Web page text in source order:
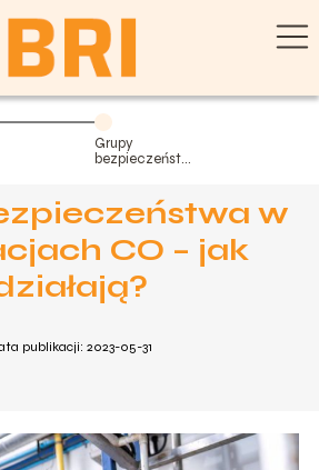
Grupy
bezpieczeństwa
działają?
w
CO – jak
publikacji: 2023-05-31